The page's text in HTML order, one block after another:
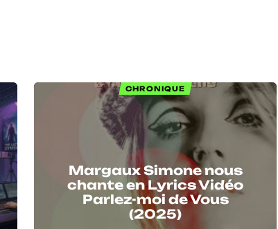
CHRONIQUE
Margaux Simone nous
chante en Lyrics Vidéo
Parlez-moi de Vous
(2025)